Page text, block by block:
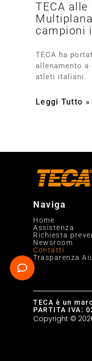
TECA
campioni
TECA ha
allenamento
atleti italiani.
Leggi Tutto »
Naviga
Home
Assistenza
Richiesta
Newsroom
Contatti
Trasparenza
TECA è un
PARTITA IVA:
Copyright ©